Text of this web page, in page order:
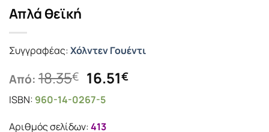
Απλά θεϊκή
Συγγραφέας:Χόλντεν Γουέντι
Από: 18.35€ Original
price
was:
18.35€.
16.51€Η
ISBN: 960-14-0267-5
Αριθμός σελίδων:413